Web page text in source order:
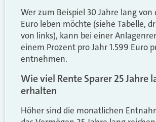
Wer zum Beispiel 30 Jahre lang
Euro leben möchte (siehe Tabelle,
von links), kann bei einer
einem Prozent pro Jahr 1.599 Euro
entnehmen.
Wie viel Rente Sparer 25 Jahre
erhalten
Höher sind die monatlichen